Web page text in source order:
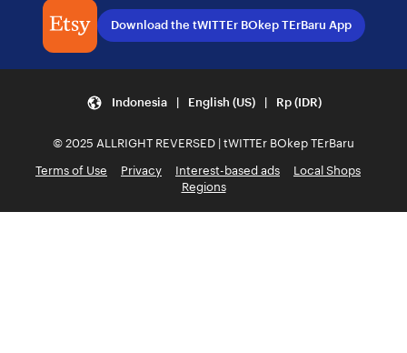
Download the tWITTEr BOkep TErBaru App
Indonesia | English (US) | Rp (IDR)
© 2025 ALLRIGHT REVERSED | tWITTEr BOkep TErBaru
Terms of Use
Privacy Interest-based ads
Local Shops
Regions